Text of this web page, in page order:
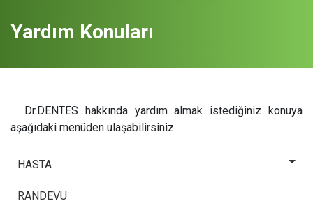
Yardım Konuları
Dr.DENTES hakkında yardım almak istediğiniz konuya
aşağıdaki menüden ulaşabilirsiniz.
HASTA
RANDEVU